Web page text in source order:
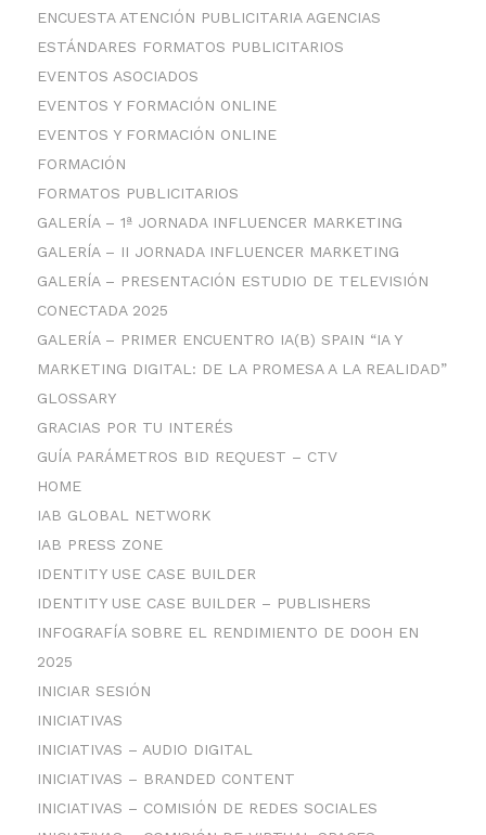
ENCUESTA ATENCIÓN PUBLICITARIA AGENCIAS
ESTÁNDARES FORMATOS PUBLICITARIOS
EVENTOS ASOCIADOS
EVENTOS Y FORMACIÓN ONLINE
EVENTOS Y FORMACIÓN ONLINE
FORMACIÓN
FORMATOS PUBLICITARIOS
GALERÍA – 1ª JORNADA INFLUENCER MARKETING
GALERÍA – II JORNADA INFLUENCER MARKETING
GALERÍA – PRESENTACIÓN ESTUDIO DE TELEVISIÓN
CONECTADA 2025
GALERÍA – PRIMER ENCUENTRO IA(B) SPAIN “IA Y
MARKETING DIGITAL: DE LA PROMESA A LA REALIDAD”
GLOSSARY
GRACIAS POR TU INTERÉS
GUÍA PARÁMETROS BID REQUEST – CTV
HOME
IAB GLOBAL NETWORK
IAB PRESS ZONE
IDENTITY USE CASE BUILDER
IDENTITY USE CASE BUILDER – PUBLISHERS
INFOGRAFÍA SOBRE EL RENDIMIENTO DE DOOH EN
2025
INICIAR SESIÓN
INICIATIVAS
INICIATIVAS – AUDIO DIGITAL
INICIATIVAS – BRANDED CONTENT
INICIATIVAS – COMISIÓN DE REDES SOCIALES